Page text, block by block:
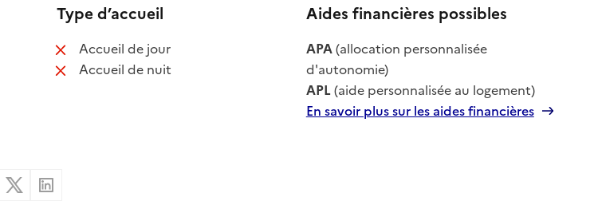
Type d’accueil
Accueil de jour: non disponible
Accueil de nuit: non disponible
Aides financières possibles
APA(allocation personnalisée
d'autonomie)
APL(aide personnalisée au logement)
En savoir plus sur les aides financières
par email
Partager sur Facebook
Partager sur X